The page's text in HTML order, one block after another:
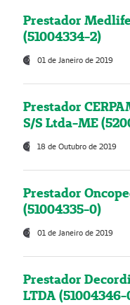
Prestador
(51004334-2)
01 de Janeiro de 2019
Prestador
S/S Ltda-ME
18 de Outubro de 2019
Prestador
(51004335-0)
01 de Janeiro de 2019
Prestador
LTDA (51004346-